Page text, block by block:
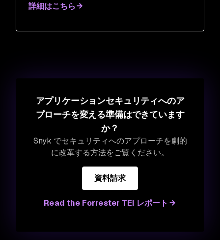
詳細はこちら
アプリケーションセキュリティへのア
プローチを変える準備はできています
か？
Snyk でセキュリティへのアプローチを劇的
に改革する方法をご覧ください。
資料請求
Read the Forrester TEI レポート